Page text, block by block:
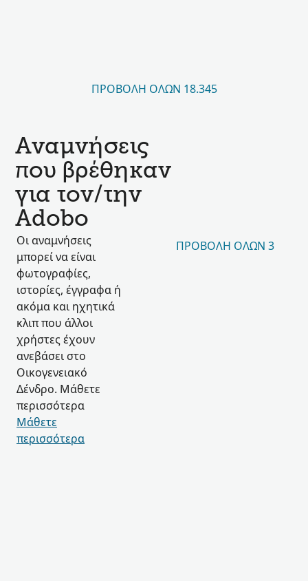
ΠΡΟΒΟΛΉ ΌΛΩΝ 18.345
Αναμνήσεις
που βρέθηκαν
για τον/την
Adobo
Οι αναμνήσεις
μπορεί να είναι
φωτογραφίες,
ιστορίες, έγγραφα ή
ακόμα και ηχητικά
κλιπ που άλλοι
χρήστες έχουν
ανεβάσει στο
Οικογενειακό
Δένδρο. Μάθετε
περισσότερα
Μάθετε
περισσότερα
ΠΡΟΒΟΛΉ ΌΛΩΝ 3